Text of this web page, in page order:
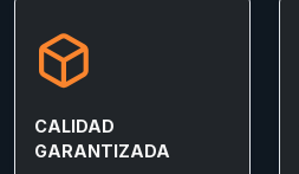
CALIDAD
GARANTIZADA